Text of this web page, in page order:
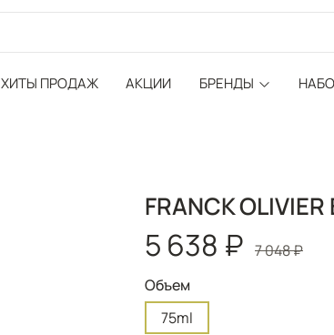
ХИТЫ ПРОДАЖ АКЦИИ БРЕНДЫ
FRANCK
5 638 ₽ 7 048 ₽
Объем
75ml